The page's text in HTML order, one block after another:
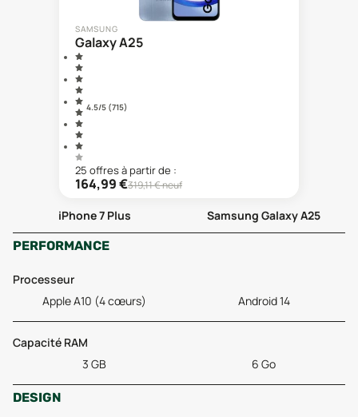
SAMSUNG
Galaxy A25
4.5/5 (715)
25 offresà partir de :
164,99€319,11€ neuf
iPhone 7 Plus
Samsung Galaxy A25
PERFORMANCE
Processeur
Apple A10 (4 cœurs)
Android 14
Capacité RAM
3 GB
6 Go
DESIGN